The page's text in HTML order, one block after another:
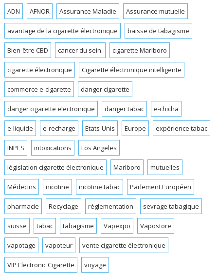
ADN AFNOR Assurance Maladie Assurance mutuelle
avantage de la cigarette électronique baisse de tabagisme
Bien-être CBD cancer du sein. cigarette Marlboro
cigarette électronique Cigarette électronique intelligente
commerce e-cigarette danger cigarette
danger cigarette electronique danger tabac e-chicha
e-liquide e-recharge Etats-Unis Europe expérience tabac
INPES intoxications Los Angeles
législation cigarette électronique Marlboro mutuelles
Médecins nicotine nicotine tabac Parlement Européen
pharmacie Recyclage règlementation sevrage tabagique
suisse tabac tabagisme Vapexpo Vapostore
vapotage vapoteur vente cigarette électronique
VIP Electronic Cigarette voyage